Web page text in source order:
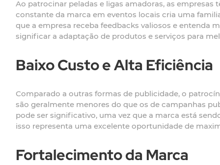
Ao patrocinar peladas e ligas amadoras, as
constante da marca em eventos locais cria uma
que a empresa receba feedbacks valiosos e entenda
significar a adaptação de produtos e serviços para
Baixo Custo e Alta Eficiência
Comparado a outras formas de publicidade, o
são geralmente menores do que os de campanhas
pode ser significativo, uma vez que a marca está
isso representa uma excelente oportunidade de
Fortalecimento da Marca